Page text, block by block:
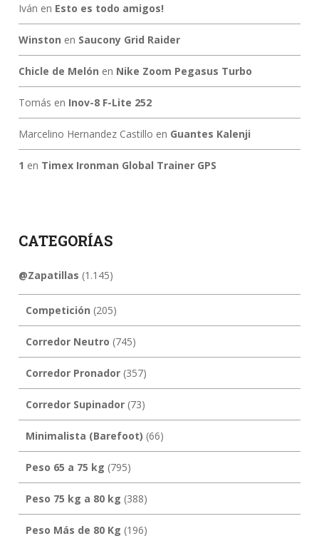
Iván en Esto es todo amigos!
Winston en Saucony Grid Raider
Chicle de Melón en Nike Zoom Pegasus Turbo
Tomás en Inov-8 F-Lite 252
Marcelino Hernandez Castillo en Guantes Kalenji
1 en Timex Ironman Global Trainer GPS
CATEGORÍAS
@Zapatillas (1.145)
Competición (205)
Corredor Neutro (745)
Corredor Pronador(357)
Corredor Supinador(73)
Minimalista (Barefoot) (66)
Peso 65 a 75 kg (795)
Peso 75 kg a 80 kg (388)
Peso Más de 80 Kg (196)